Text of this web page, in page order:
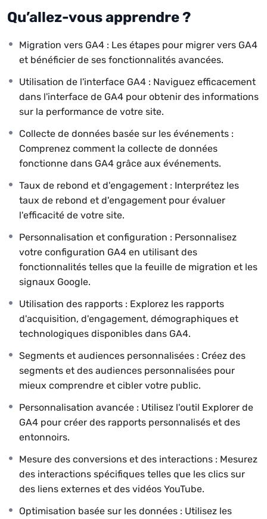
Cette formation pratique est entièrement basée sur des
exemples concrets tirés d’un site réel avec un trafic
significatif, ce qui vous permettra de vous familiariser
directement à des cas concrets similaires aux vôtres.
Que vous soyez débutant ou que vous ayez déjà une
formation est adaptée à tous les niveaux. Vous serez en
mesure de construire des indicateurs clés pertinents
pour votre activité et de prendre des décisions éclairées
dans votre stratégie de communication.
En suivant cette formation animée par Jean-Marc, notre
expert expérimenté avec plus de 15 ans d’expérience
dans le domaine du web, vous bénéficierez des
connaissances et des conseils nécessaires pour
optimiser l’utilisation de Google Analytics 4 et tirer le
meilleur parti de cet outil puissant et indispensable pour
Qu’allez-vous apprendre ?
Migration vers GA4 : Les étapes pour migrer vers GA4
et bénéficier de ses fonctionnalités avancées.
Utilisation de l'interface GA4 : Naviguez efficacement
dans l'interface de GA4 pour obtenir des informations
sur la performance de votre site.
Collecte de données basée sur les événements :
Comprenez comment la collecte de données
fonctionne dans GA4 grâce aux événements.
Taux de rebond et d'engagement : Interprétez les
taux de rebond et d'engagement pour évaluer
l'efficacité de votre site.
Personnalisation et configuration : Personnalisez
votre configuration GA4 en utilisant des
fonctionnalités telles que la feuille de migration et les
signaux Google.
Utilisation des rapports : Explorez les rapports
d'acquisition, d'engagement, démographiques et
technologiques disponibles dans GA4.
Segments et audiences personnalisées : Créez des
segments et des audiences personnalisées pour
mieux comprendre et cibler votre public.
Personnalisation avancée : Utilisez l'outil Explorer de
GA4 pour créer des rapports personnalisés et des
entonnoirs.
Mesure des conversions et des interactions : Mesurez
des interactions spécifiques telles que les clics sur
des liens externes et des vidéos YouTube.
Optimisation basée sur les données : Utilisez les